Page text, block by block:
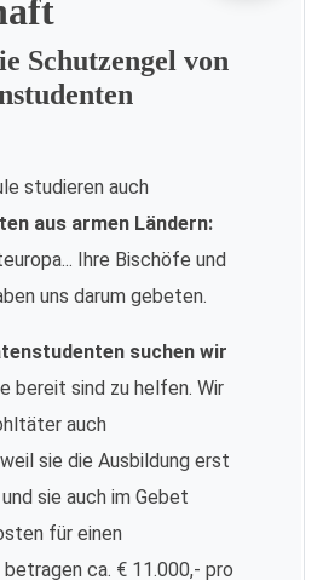
Schutzengel von
studieren auch
aus armen Ländern:
Ihre Bischöfe und
uns darum gebeten.
suchen wir
bereit sind zu helfen. Wir
auch
sie die Ausbildung erst
sie auch im Gebet
für einen
ca. € 11.000,- pro